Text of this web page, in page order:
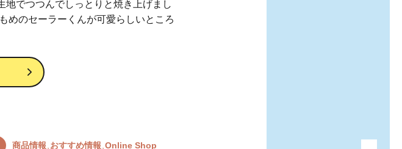
地でつつんでしっとりと焼き上げまし
めのセーラーくんが可愛らしいところ
商品情報 おすすめ情報 Online Shop